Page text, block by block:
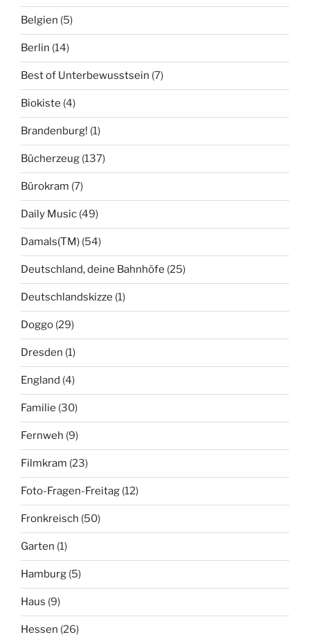
Belgien (5)
Berlin (14)
Best of Unterbewusstsein (7)
Biokiste (4)
Brandenburg! (1)
Bücherzeug (137)
Bürokram (7)
Daily Music (49)
Damals(TM) (54)
Deutschland, deine Bahnhöfe (25)
Deutschlandskizze (1)
Doggo (29)
Dresden (1)
England (4)
Familie (30)
Fernweh (9)
Filmkram (23)
Foto-Fragen-Freitag (12)
Fronkreisch (50)
Garten (1)
Hamburg (5)
Haus (9)
Hessen (26)